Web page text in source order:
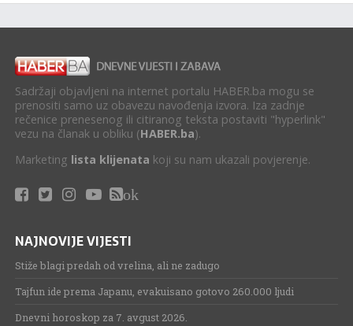
Sadržaji objavljeni na internet portalu HABER.ba mogu se
prenositi samo uz obavezu navođenja izvora. Iza zadnje
rečenice prenesenog ili citiranog teksta postaviti "hyperlink"
vezu na članak u obliku (HABER.ba).
Marketing lista klijenata koji su nam ukazali povjerenje.
ok
NAJNOVIJE VIJESTI
Stiže blagi predah od vrelina, ali ne zadugo
Tajfun ide prema Japanu, evakuisano gotovo 260.000 ljudi
Dnevni horoskop za 7. avgust 2026.